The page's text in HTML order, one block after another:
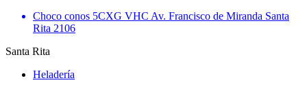
Choco conos 5CXG VHC Av. Francisco de Miranda Santa
Rita 2106
Santa Rita
Heladería